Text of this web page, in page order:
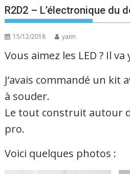
R2D2 – L’électronique du
15/12/2018 yann
Vous aimez les LED ? Il
J’avais commandé un kit
à souder.
Le tout construit autour
pro.
Voici quelques photos :